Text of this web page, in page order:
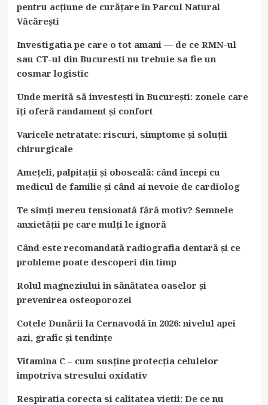
pentru acțiune de curățare în Parcul Natural
Văcărești
Investigatia pe care o tot amani — de ce RMN-ul
sau CT-ul din Bucuresti nu trebuie sa fie un
cosmar logistic
Unde merită să investești în București: zonele care
îți oferă randament și confort
Varicele netratate: riscuri, simptome și soluții
chirurgicale
Amețeli, palpitații și oboseală: când începi cu
medicul de familie și când ai nevoie de cardiolog
Te simți mereu tensionată fără motiv? Semnele
anxietății pe care mulți le ignoră
Când este recomandată radiografia dentară și ce
probleme poate descoperi din timp
Rolul magneziului în sănătatea oaselor și
prevenirea osteoporozei
Cotele Dunării la Cernavodă în 2026: nivelul apei
azi, grafic și tendințe
Vitamina C – cum susține protecția celulelor
împotriva stresului oxidativ
Respiratia corecta si calitatea vietii: De ce nu